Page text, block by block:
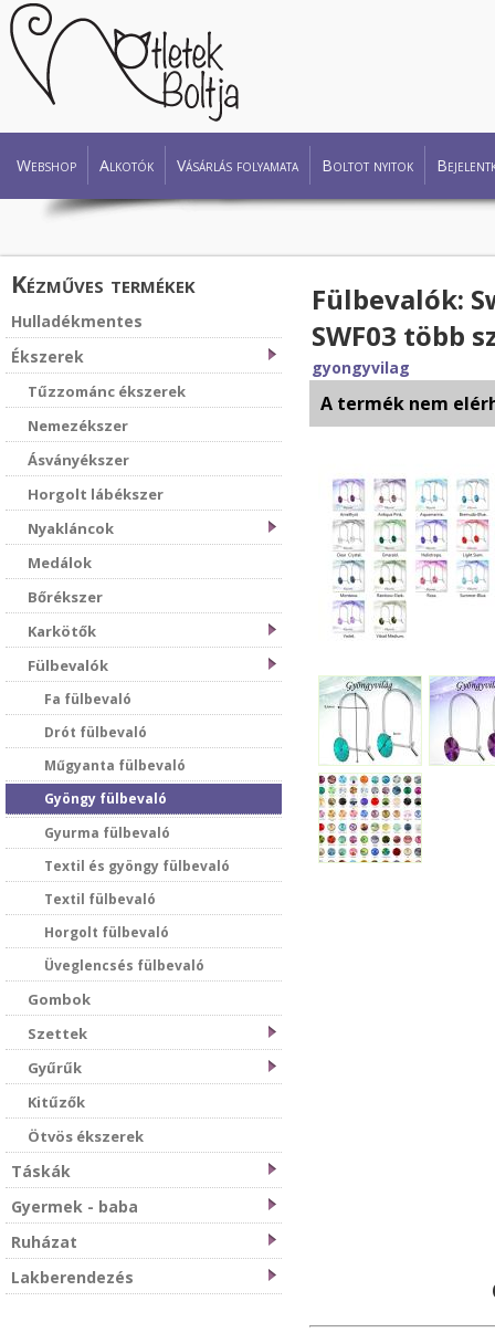
Webshop Alkotók Vásárlás folyamata Boltot nyitok
Kézműves termékek
Hulladékmentes
Ékszerek
Tűzzománc ékszerek
Nemezékszer
Ásványékszer
Horgolt lábékszer
Nyakláncok
Medálok
Bőrékszer
Karkötők
Fülbevalók
Fa fülbevaló
Drót fülbevaló
Műgyanta fülbevaló
Gyöngy fülbevaló
Gyurma fülbevaló
Textil és gyöngy fülbevaló
Textil fülbevaló
Horgolt fülbevaló
Üveglencsés fülbevaló
Gombok
Szettek
Gyűrűk
Kitűzők
Ötvös ékszerek
Táskák
Gyermek - baba
Ruházat
Lakberendezés
Fülbevalók:
SWF03 több
gyongyvilag
A termék nem